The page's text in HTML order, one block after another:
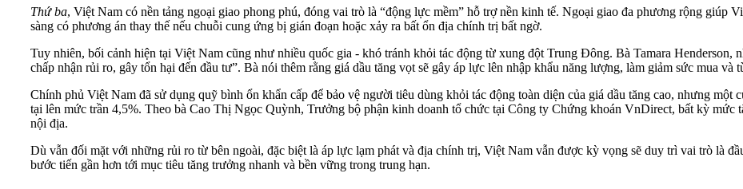
Thứ ba, Việt Nam có nền tảng ngoại giao phong phú, đóng vai trò là “động lực mềm” hỗ trợ nền kinh tế. Ngoại giao đa phương rộng giúp
sàng có phương án thay thế nếu chuỗi cung ứng bị gián đoạn hoặc xảy ra bất ổn địa chính trị bất ngờ.
Tuy nhiên, bối cảnh hiện tại Việt Nam cũng như nhiều quốc gia - khó tránh khỏi tác động từ xung đột Trung Đông. Bà Tamara Henderson,
chấp nhận rủi ro, gây tổn hại đến đầu tư”. Bà nói thêm rằng giá dầu tăng vọt sẽ gây áp lực lên nhập khẩu năng lượng, làm giảm sức mua và
Chính phủ Việt Nam đã sử dụng quỹ bình ổn khẩn cấp để bảo vệ người tiêu dùng khỏi tác động toàn diện của giá dầu tăng cao, nhưng một
tại lên mức trần 4,5%. Theo bà Cao Thị Ngọc Quỳnh, Trưởng bộ phận kinh doanh tổ chức tại Công ty Chứng khoán VnDirect, bất kỳ mức
nội địa.
Dù vẫn đối mặt với những rủi ro từ bên ngoài, đặc biệt là áp lực lạm phát và địa chính trị, Việt Nam vẫn được kỳ vọng sẽ duy trì vai trò là
bước tiến gần hơn tới mục tiêu tăng trưởng nhanh và bền vững trong trung hạn.